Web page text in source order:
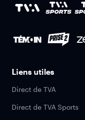
Liens utiles
Direct de TVA
Direct de TVA Sports